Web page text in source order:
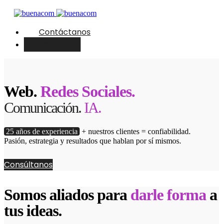
Contáctanos
Web.Redes Sociales.
Comunicación. IA.
25 años de experiencia + nuestros clientes = confiabilidad.
Pasión, estrategia y resultados que hablan por sí mismos.
Consúltanos
Somos aliados para darle forma a
tus ideas.